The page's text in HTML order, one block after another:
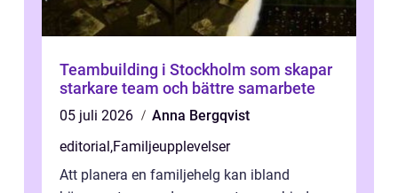
Teambuilding i Stockholm som skapar
starkare team och bättre samarbete
05 juli 2026
Anna Bergqvist
editorial,Familjeupplevelser
Att planera en familjehelg kan ibland